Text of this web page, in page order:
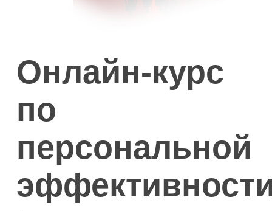
Онлайн-курс
по
персональной